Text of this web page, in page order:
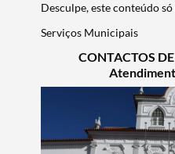
Desculpe, este conteúdo
Serviços Municipais
CONTACTOS